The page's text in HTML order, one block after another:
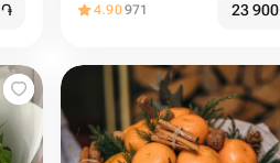
֏ 4.90971 23 900